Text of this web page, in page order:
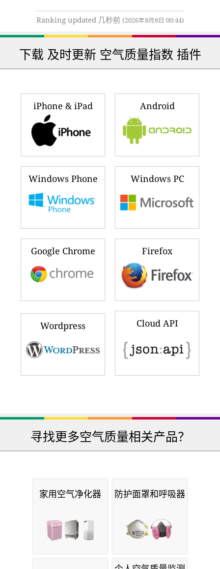
Ranking updated 几秒前 (2026年8月8日 00:44)
下载 及时更新 空气质量指数 插件
iPhone & iPad Android
Windows Phone Windows PC
Google Chrome Firefox
Wordpress Cloud API
寻找更多空气质量相关产品？
家用空气净化器 防护面罩和呼吸器